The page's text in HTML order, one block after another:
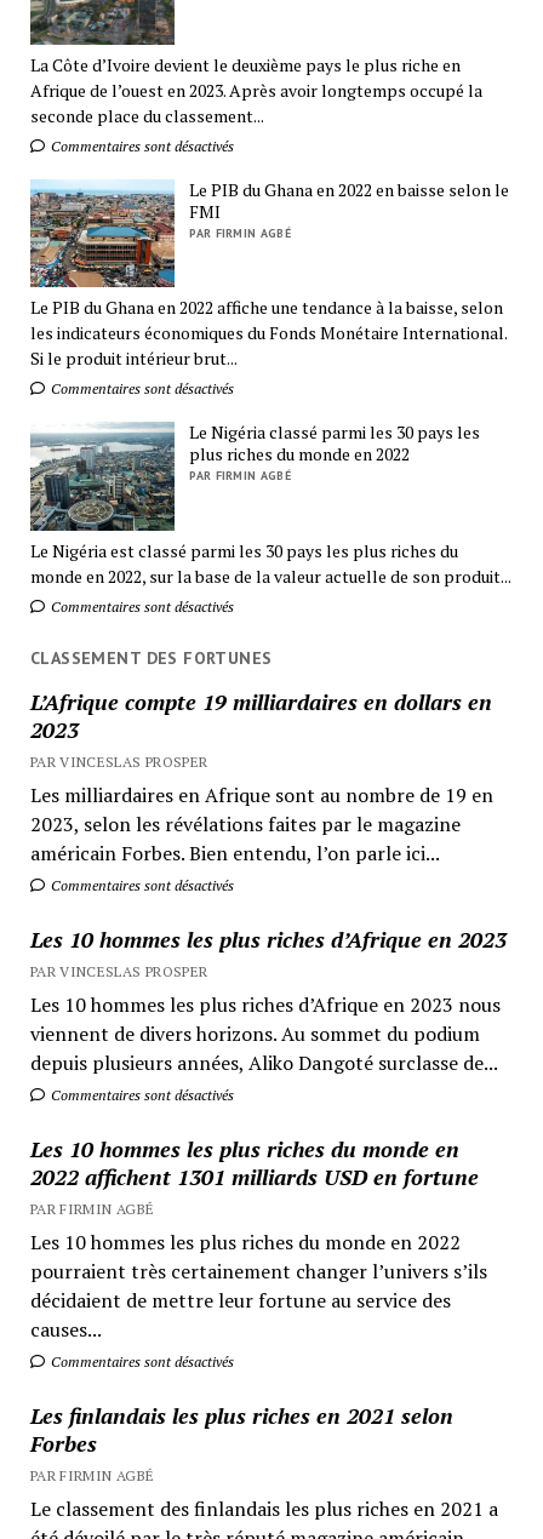
La Côte d’Ivoire devient le deuxième pays le plus riche en
Afrique de l’ouest en 2023. Après avoir longtemps occupé la
seconde place du classement...
Commentaires sont désactivés
Le PIB du Ghana en 2022 en baisse selon le
FMI
PAR FIRMIN AGBÉ
Le PIB du Ghana en 2022 affiche une tendance à la baisse, selon
les indicateurs économiques du Fonds Monétaire International.
Si le produit intérieur brut...
Commentaires sont désactivés
Le Nigéria classé parmi les 30 pays les
plus riches du monde en 2022
PAR FIRMIN AGBÉ
Le Nigéria est classé parmi les 30 pays les plus riches du
monde en 2022, sur la base de la valeur actuelle de son produit...
Commentaires sont désactivés
CLASSEMENT DES FORTUNES
L’Afrique compte 19 milliardaires en dollars en
2023
PAR VINCESLAS PROSPER
Les milliardaires en Afrique sont au nombre de 19 en
2023, selon les révélations faites par le magazine
américain Forbes. Bien entendu, l’on parle ici...
Commentaires sont désactivés
Les 10 hommes les plus riches d’Afrique en 2023
PAR VINCESLAS PROSPER
Les 10 hommes les plus riches d’Afrique en 2023 nous
viennent de divers horizons. Au sommet du podium
depuis plusieurs années, Aliko Dangoté surclasse de...
Commentaires sont désactivés
Les 10 hommes les plus riches du monde en
2022 affichent 1301 milliards USD en fortune
PAR FIRMIN AGBÉ
Les 10 hommes les plus riches du monde en 2022
pourraient très certainement changer l’univers s’ils
décidaient de mettre leur fortune au service des
causes...
Commentaires sont désactivés
Les finlandais les plus riches en 2021 selon
Forbes
PAR FIRMIN AGBÉ
Le classement des finlandais les plus riches en 2021 a